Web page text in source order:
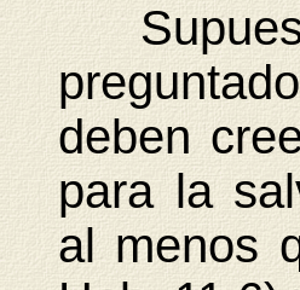
deben
para la
al menos